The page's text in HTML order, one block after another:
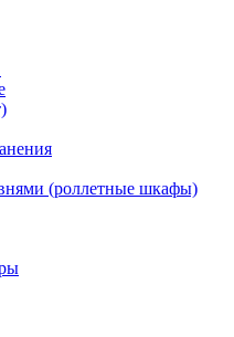
(роллетные шкафы)